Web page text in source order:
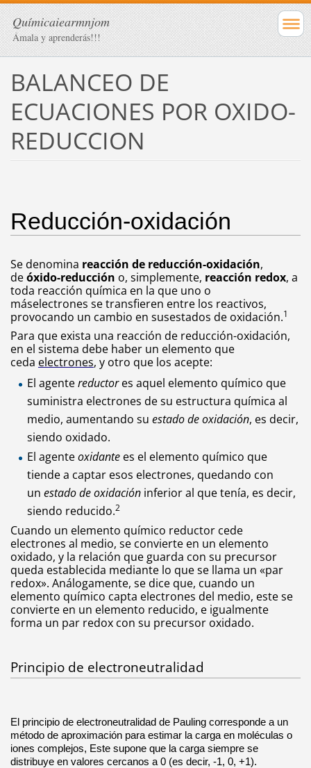
Químicaiearmnjom
Ámala y aprenderás!!!
BALANCEO DE
ECUACIONES POR OXIDO-
REDUCCION
Reducción-oxidación
Se denomina reacción de reducción-oxidación,
deóxido-reducción o, simplemente, reacción redox, a
toda reacción química en la que uno o
máselectrones se transfieren entre los reactivos,
provocando un cambio en susestados de oxidación.1
Para que exista una reacción de reducción-oxidación,
en el sistema debe haber un elemento que
ceda electrones, y otro que los acepte:
El agentereductores aquel elemento químico que
suministra electrones de su estructura química al
medio, aumentando su estado de oxidación, es decir,
siendo oxidado.
El agenteoxidantees el elemento químico que
tiende a captar esos electrones, quedando con
un estado de oxidacióninferior al que tenía, es decir,
siendo reducido.2
Cuando un elemento químico reductor cede
electrones al medio, se convierte en un elemento
oxidado, y la relación que guarda con su precursor
queda establecida mediante lo que se llama un «par
redox». Análogamente, se dice que, cuando un
elemento químico capta electrones del medio, este se
convierte en un elemento reducido, e igualmente
forma un par redox con su precursor oxidado.
Principio de electroneutralidad
El principio de electroneutralidad de Pauling corresponde a un
método de aproximación para estimar la carga en moléculas o
iones complejos, Este supone que la carga siempre se
distribuye en valores cercanos a 0 (es decir, -1, 0, +1).